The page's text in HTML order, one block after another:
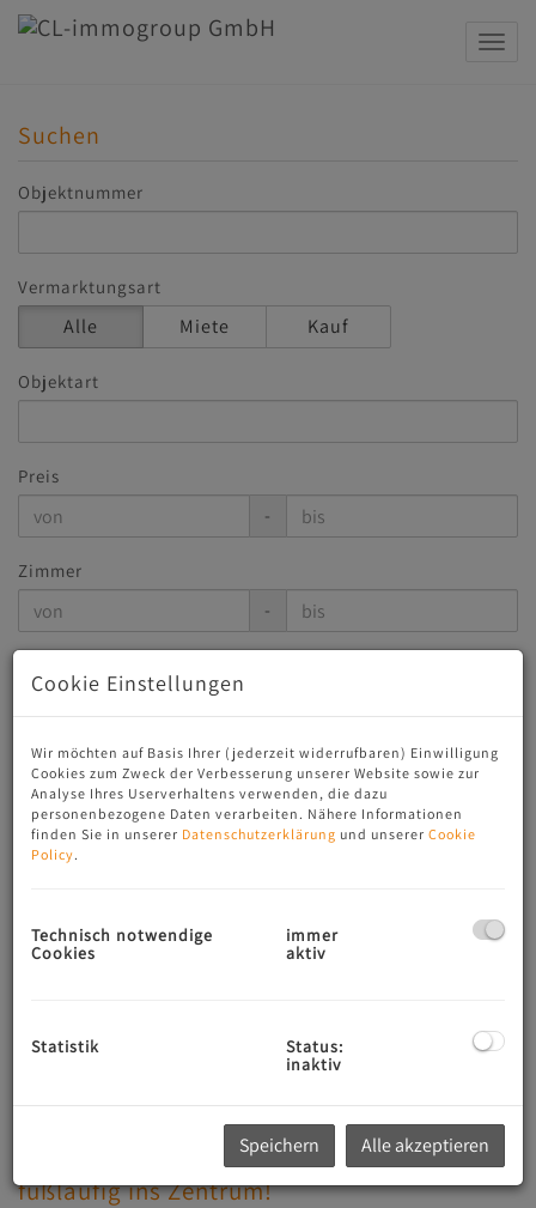
Suchen
Objektnummer
Vermarktungsart
Alle Miete Kauf
Objektart
Preis
-
Zimmer
-
Weitere Suchoptionen
Filter zurücksetzen
Suchen
Das sind unsere aktuellen
Immobilien zum Kauf
Haus mit phantastischem Mondseeblick -
fußläufig ins Zentrum!
Cookie Einstellungen
Wir möchten auf Basis Ihrer (jederzeit widerrufbaren) Einwilligung
Cookies zum Zweck der Verbesserung unserer Website sowie zur
Analyse Ihres Userverhaltens verwenden, die dazu
personenbezogene Daten verarbeiten. Nähere Informationen
finden Sie in unserer Datenschutzerklärung und unserer Cookie
Policy.
Technisch notwendige
Cookies
immer
aktiv
Statistik
Status:
inaktiv
Speichern Alle akzeptieren